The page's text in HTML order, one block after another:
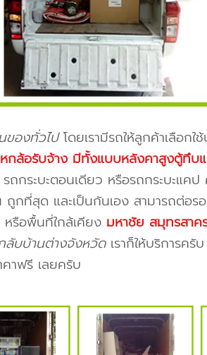
ของทั่วไปโดยเรามีรถให้ลูกค้าเลือกใ
กล้อรับจ้าง มีทั้งแบบหลังคาสูงตู้ทึบ
ถกระบะตอนเดียว หรือรถกระบะแคป
ถูกที่สุด และเป็นกันเอง สามารถต่อ
หรือพื้นที่ใกล้เคียง มหาชัย สมุทรสาค
ลับบ้านต่างจังหวัดเราก็ให้บริการครับ
คาฟรี เลยครับ